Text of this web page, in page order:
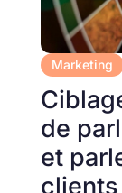
Marketing
de
et
clients